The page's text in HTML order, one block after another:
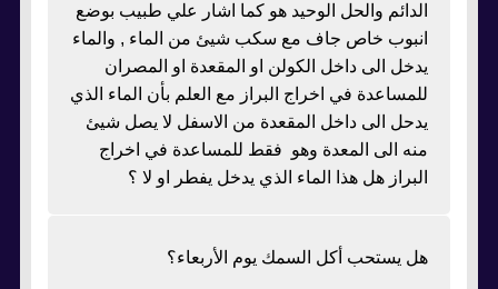
الدائم والحل الوحيد هو كما اشار علي طبيب بوضع
انبوب خاص جاف مع سكب شيئ من الماء , والماء
يدخل الى داخل الكولن او المقعدة او المصران
للمساعدة في اخراج البراز مع العلم بأن الماء الذي
يدحل الى داخل المقعدة من الاسفل لا يصل شيئ
منه الى المعدة وهو فقط للمساعدة في اخراج
البراز هل هذا الماء الذي يدخل يفطر او لا ؟
هل يستحب أكل السمك يوم الأربعاء؟